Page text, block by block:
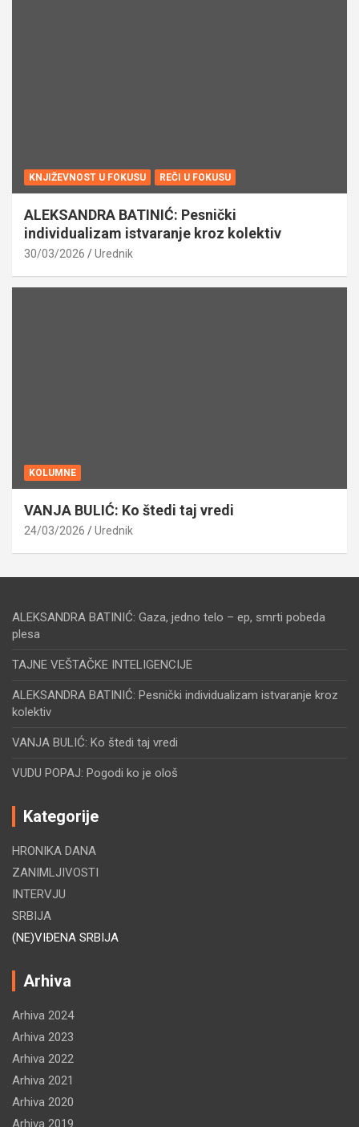
KNJIŽEVNOST U FOKUSU REČI U FOKUSU
ALEKSANDRA BATINIĆ: Pesnički
individualizam istvaranje kroz kolektiv
30/03/2026 Urednik
KOLUMNE
VANJA BULIĆ: Ko štedi taj vredi
24/03/2026 Urednik
ALEKSANDRA BATINIĆ: Gaza, jedno telo – ep, smrti pobeda
plesa
TAJNE VEŠTAČKE INTELIGENCIJE
ALEKSANDRA BATINIĆ: Pesnički individualizam istvaranje kroz
kolektiv
VANJA BULIĆ: Ko štedi taj vredi
VUDU POPAJ: Pogodi ko je ološ
Kategorije
HRONIKA DANA
ZANIMLJIVOSTI
INTERVJU
SRBIJA
(NE)VIĐENA SRBIJA
Arhiva
Arhiva 2024
Arhiva 2023
Arhiva 2022
Arhiva 2021
Arhiva 2020
Arhiva 2019